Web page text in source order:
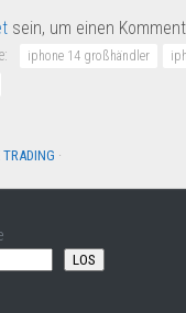
sein, um einen
iphone 14 großhändler
·
LOS